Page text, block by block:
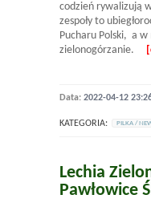
codzień rywalizują
zespoły to
Pucharu Polski, a
zielonogórzanie.
Data: 2022-04-12
KATEGORIA: PILKA /
Lechia
Pawłowice